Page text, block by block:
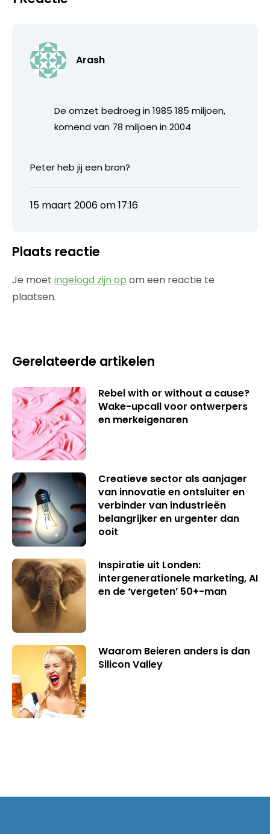
Arash
De omzet bedroeg in 1985 185 miljoen,
komend van 78 miljoen in 2004
Peter heb jij een bron?
15 maart 2006 om 17:16
Plaats reactie
Je moet ingelogd zijn op om een reactie te
plaatsen.
Gerelateerde artikelen
Rebel with or without a cause?
Wake-upcall voor ontwerpers
en merkeigenaren
Creatieve sector als aanjager
van innovatie en ontsluiter en
verbinder van industrieën
belangrijker en urgenter dan
ooit
Inspiratie uit Londen:
intergenerationele marketing, AI
en de ‘vergeten’ 50+-man
Waarom Beieren anders is dan
Silicon Valley